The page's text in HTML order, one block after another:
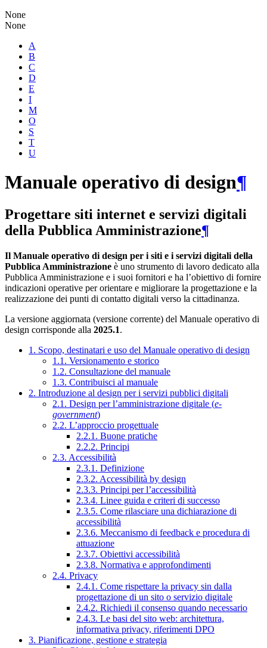
None
None
A
B
C
D
E
I
M
O
S
T
U
Manuale operativo di design¶
Progettare siti internet e servizi digitali
della Pubblica Amministrazione¶
Il Manuale operativo di design per i siti e i servizi digitali della
Pubblica Amministrazione è uno strumento di lavoro dedicato alla
Pubblica Amministrazione e i suoi fornitori e ha l’obiettivo di fornire
indicazioni operative per orientare e migliorare la progettazione e la
realizzazione dei punti di contatto digitali verso la cittadinanza.
La versione aggiornata (versione corrente) del Manuale operativo di
design corrisponde alla 2025.1.
1. Scopo, destinatari e uso del Manuale operativo di design
1.1. Versionamento e storico
1.2. Consultazione del manuale
1.3. Contribuisci al manuale
2. Introduzione al design per i servizi pubblici digitali
2.1. Design per l’amministrazione digitale (e-
government)
2.2. L’approccio progettuale
2.2.1. Buone pratiche
2.2.2. Principi
2.3. Accessibilità
2.3.1. Definizione
2.3.2. Accessibilità by design
2.3.3. Principi per l’accessibilità
2.3.4. Linee guida e criteri di successo
2.3.5. Come rilasciare una dichiarazione di
accessibilità
2.3.6. Meccanismo di feedback e procedura di
attuazione
2.3.7. Obiettivi accessibilità
2.3.8. Normativa e approfondimenti
2.4. Privacy
2.4.1. Come rispettare la privacy sin dalla
progettazione di un sito o servizio digitale
2.4.2. Richiedi il consenso quando necessario
2.4.3. Le basi del sito web: architettura,
informativa privacy, riferimenti DPO
3. Pianificazione, gestione e strategia